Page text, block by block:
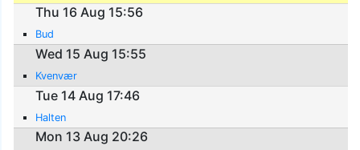
Thu 16 Aug 15:56
Bud
Wed 15 Aug 15:55
Kvenvær
Tue 14 Aug 17:46
Halten
Mon 13 Aug 20:26